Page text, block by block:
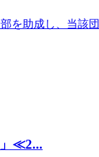
を助成し、当該
≪2...